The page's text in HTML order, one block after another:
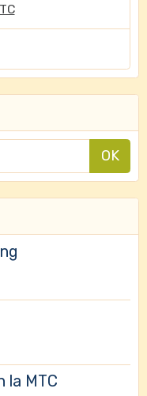
OK
la MTC